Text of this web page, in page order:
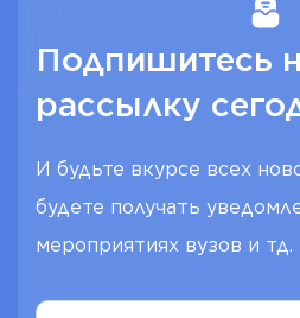
Подпишитесь
рассылку
И будьте вкурсе всех
будете получать
мероприятиях вузов и тд.